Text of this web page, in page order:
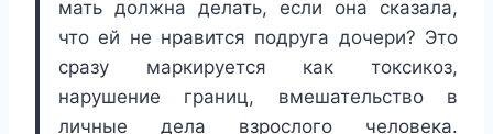
мать должна делать, если она сказала,
что ей не нравится подруга дочери? Это
сразу маркируется как токсикоз,
нарушение границ, вмешательство в
личные дела взрослого человека.